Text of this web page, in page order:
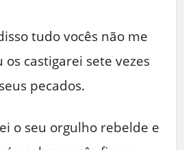
tudo vocês não me
os castigarei sete vezes
pecados.
o seu orgulho rebelde e